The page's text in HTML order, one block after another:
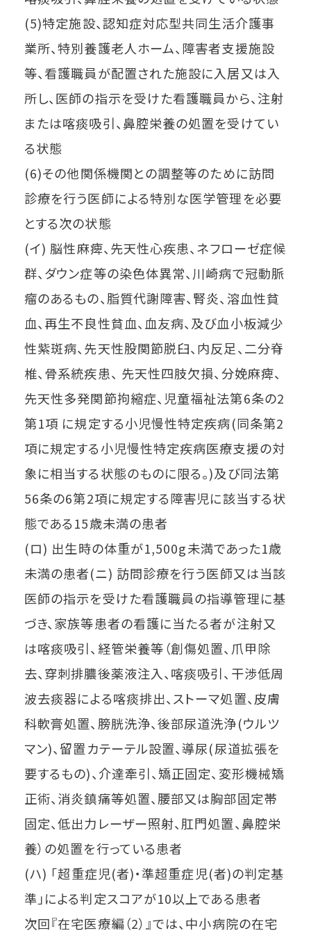
(5)特定施設、認知症対応型共同生活介護事
業所、特別養護老人ホーム、障害者支援施設
等、看護職員が配置された施設に入居又は入
所し、医師の指示を受けた看護職員から、注射
または喀痰吸引、鼻腔栄養の処置を受けてい
る状態
(6)その他関係機関との調整等のために訪問
診療を行う医師による特別な医学管理を必要
とする次の状態
(イ) 脳性麻痺、先天性心疾患、ネフローゼ症候
群、ダウン症等の染色体異常、川崎病で冠動脈
瘤のあるもの、脂質代謝障害、腎炎、溶血性貧
血、再生不良性貧血、血友病、及び血小板減少
性紫斑病、先天性股関節脱臼、内反足、二分脊
椎、骨系統疾患、 先天性四肢欠損、分娩麻痺、
先天性多発関節拘縮症、児童福祉法第6条の2
第1項 に規定する小児慢性特定疾病(同条第2
項に規定する小児慢性特定疾病医療支援の対
象に相当する状態のものに限る。)及び同法第
56条の6第2項に規定する障害児に該当する状
態である15歳未満の患者
(ロ) 出生時の体重が1,500g未満であった1歳
未満の患者(ニ) 訪問診療を行う医師又は当該
医師の指示を受けた看護職員の指導管理に基
づき、家族等患者の看護に当たる者が注射又
は喀痰吸引、経管栄養等（創傷処置、爪甲除
去、穿刺排膿後薬液注入、喀痰吸引、干渉低周
波去痰器による喀痰排出、ストーマ処置、皮膚
科軟膏処置、膀胱洗浄、後部尿道洗浄(ウルツ
マン)、留置カテーテル設置、導尿(尿道拡張を
要するもの)、介達牽引、矯正固定、変形機械矯
正術、消炎鎮痛等処置、腰部又は胸部固定帯
固定、低出力レーザー照射、肛門処置、鼻腔栄
養）の処置を行っている患者
(ハ) 「超重症児(者)・準超重症児(者)の判定基
準」による判定スコアが10以上である患者
次回『在宅医療編（2）』では、中小病院の在宅